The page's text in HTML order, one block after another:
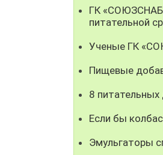
ГК
питательной
Ученые ГК
Пищевые
8
Если бы
Эмульгаторы